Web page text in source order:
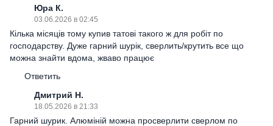
Юра К.
03.06.2026 в 02:45
Кілька місяців тому купив татові такого ж для робіт по
господарству. Дуже гарний шурік, сверлить/крутить все що
можна знайти вдома, жваво працює
Ответить
Дмитрий Н.
18.05.2026 в 21:33
Гарний шурик. Алюміній можна просверлити сверлом по